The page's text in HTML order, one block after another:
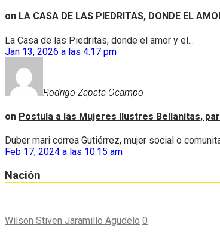
on LA CASA DE LAS PIEDRITAS, DONDE EL
La Casa de las Piedritas, donde el amor y el...
Jan 13, 2026 a las 4:17 pm
Rodrigo Zapata Ocampo
on Postula a las Mujeres Ilustres Bellanitas,
Duber mari correa Gutiérrez, mujer social o
Feb 17, 2024 a las 10:15 am
Nación
Wilson Stiven Jaramillo Agudelo 0